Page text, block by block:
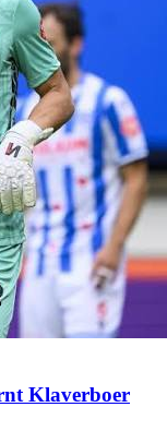
Klaverboer